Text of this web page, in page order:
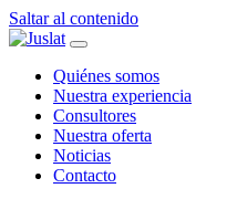
Saltar al contenido
Navegación
principal
Quiénes somos
Nuestra experiencia
Consultores
Nuestra oferta
Noticias
Contacto